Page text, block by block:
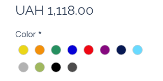
UAH 1,118.00
Color*